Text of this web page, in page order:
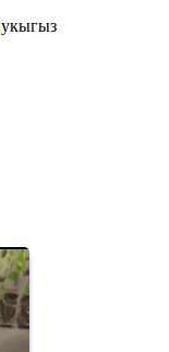
укыгыз